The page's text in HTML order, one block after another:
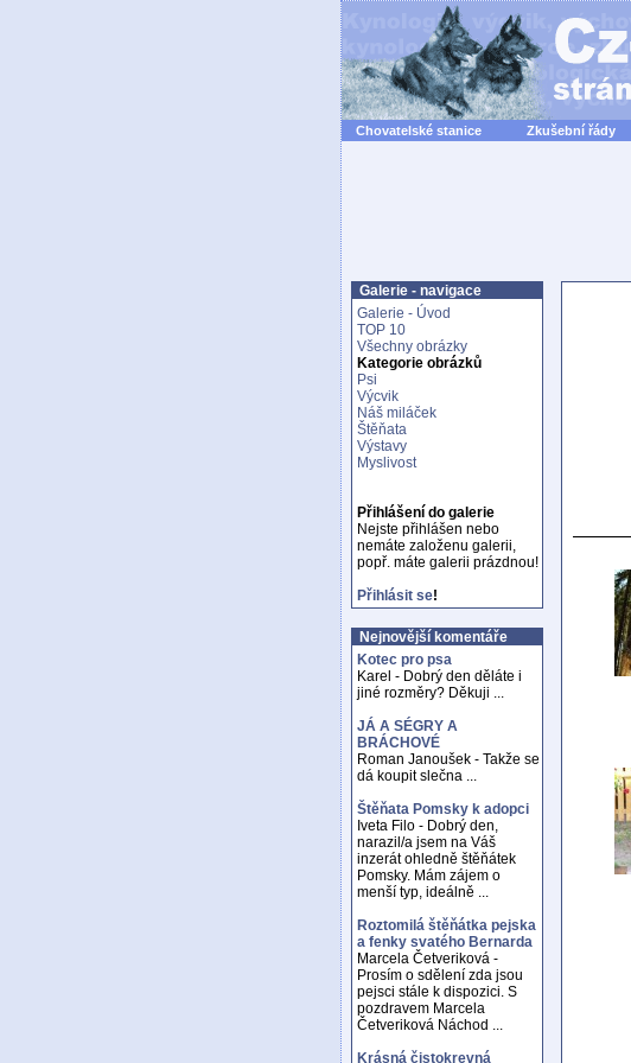
Chovatelské stanice Zkušební řády
Galerie - navigace
Galerie - Úvod
TOP 10
Všechny obrázky
Kategorie obrázků
Psi
Výcvik
Náš miláček
Štěňata
Výstavy
Myslivost
Přihlášení do galerie
Nejste přihlášen nebo
nemáte založenu galerii,
popř. máte galerii prázdnou!
Přihlásit se!
Nejnovější komentáře
Kotec pro psa
Karel - Dobrý den děláte i
jiné rozměry? Děkuji ...
JÁ A SÉGRY A
BRÁCHOVÉ
Roman Janoušek - Takže se
dá koupit slečna ...
Štěňata Pomsky k adopci
Iveta Filo - Dobrý den,
narazil/a jsem na Váš
inzerát ohledně štěňátek
Pomsky. Mám zájem o
menší typ, ideálně ...
Roztomilá štěňátka pejska
a fenky svatého Bernarda
Marcela Četveriková -
Prosím o sdělení zda jsou
pejsci stále k dispozici. S
pozdravem Marcela
Četveriková Náchod ...
Krásná čistokrevná